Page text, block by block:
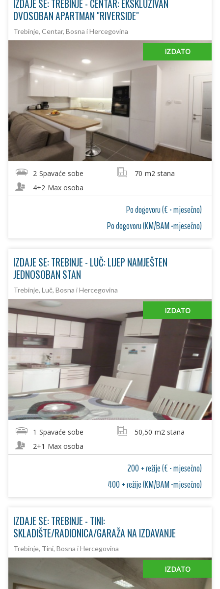
IZDAJE SE: TREBINJE - CENTAR: EKSKLUZIVAN
DVOSOBAN APARTMAN "RIVERSIDE"
Trebinje, Centar, Bosna i Hercegovina
IZDATO
2 Spavaće sobe 70 m2 stana
4+2 Max osoba
Po dogovoru (€ - mjesečno)
Po dogovoru (KM/BAM -mjesečno)
IZDAJE SE: TREBINJE - LUČ: LIJEP NAMJEŠTEN
JEDNOSOBAN STAN
Trebinje, Luč, Bosna i Hercegovina
IZDATO
1 Spavaće sobe 50,50 m2 stana
2+1 Max osoba
200 + režije (€ - mjesečno)
400 + režije (KM/BAM -mjesečno)
IZDAJE SE: TREBINJE - TINI:
SKLADIŠTE/RADIONICA/GARAŽA NA IZDAVANJE
Trebinje, Tini, Bosna i Hercegovina
IZDATO